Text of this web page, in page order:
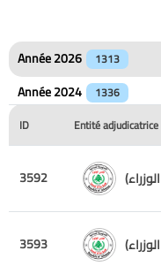
Année 2026 1313
Année 2024 1336
ID Entité adjudicatrice
3592
3593